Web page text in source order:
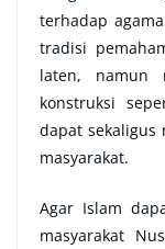
terhadap
tradisi
laten, namun
konstruksi
dapat sekaligus
masyarakat.
Agar Islam
masyarakat